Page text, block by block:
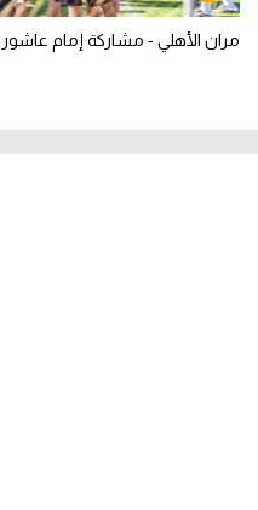
مران الأهلي - مشاركة إمام